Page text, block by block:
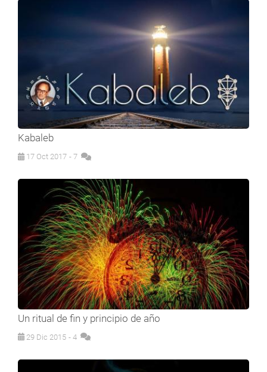
Kabaleb
17 Oct 2017 - 7
Un ritual de fin y principio de año
29 Dic 2015 - 4